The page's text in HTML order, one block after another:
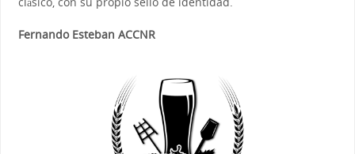
Fernando Esteban ACCNR